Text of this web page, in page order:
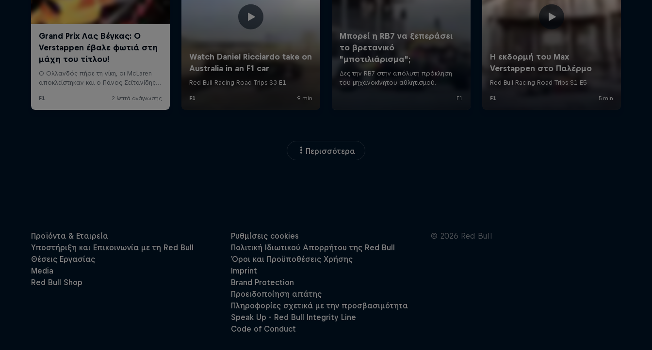
Περισσότερα